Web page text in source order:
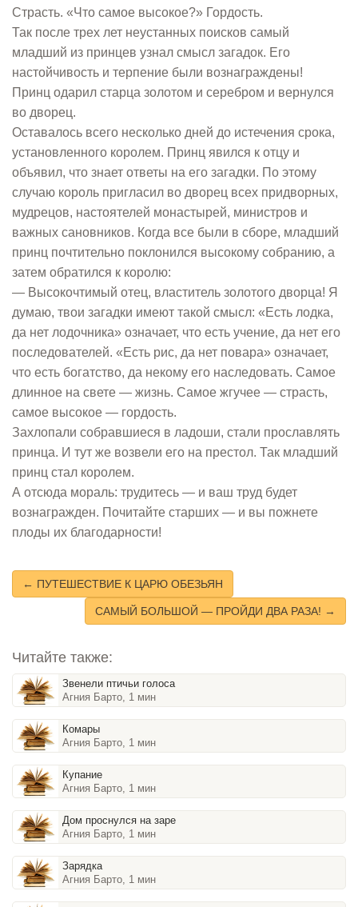
Страсть. «Что самое высокое?» Гордость.
Так после трех лет неустанных поисков самый
младший из принцев узнал смысл загадок. Его
настойчивость и терпение были вознаграждены!
Принц одарил старца золотом и серебром и вернулся
во дворец.
Оставалось всего несколько дней до истечения срока,
установленного королем. Принц явился к отцу и
объявил, что знает ответы на его загадки. По этому
случаю король пригласил во дворец всех придворных,
мудрецов, настоятелей монастырей, министров и
важных сановников. Когда все были в сборе, младший
принц почтительно поклонился высокому собранию, а
затем обратился к королю:
— Высокочтимый отец, властитель золотого дворца! Я
думаю, твои загадки имеют такой смысл: «Есть лодка,
да нет лодочника» означает, что есть учение, да нет его
последователей. «Есть рис, да нет повара» означает,
что есть богатство, да некому его наследовать. Самое
длинное на свете — жизнь. Самое жгучее — страсть,
самое высокое — гордость.
Захлопали собравшиеся в ладоши, стали прославлять
принца. И тут же возвели его на престол. Так младший
принц стал королем.
А отсюда мораль: трудитесь — и ваш труд будет
вознагражден. Почитайте старших — и вы пожнете
плоды их благодарности!
← ПУТЕШЕСТВИЕ К ЦАРЮ ОБЕЗЬЯН
САМЫЙ БОЛЬШОЙ — ПРОЙДИ ДВА РАЗА! →
Читайте также:
Звенели птичьи голоса
Агния Барто, 1 мин
Комары
Агния Барто, 1 мин
Купание
Агния Барто, 1 мин
Дом проснулся на заре
Агния Барто, 1 мин
Зарядка
Агния Барто, 1 мин